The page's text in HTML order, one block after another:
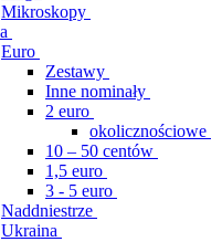
Mikroskopy
Euro
Zestawy
Inne nominały
2 euro
okolicznościowe
10 – 50 centów
1,5 euro
3 - 5 euro
Naddniestrze
Ukraina